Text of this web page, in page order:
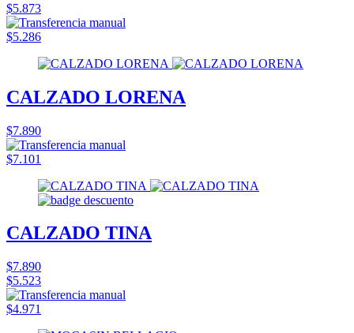
$5.873
$5.286
CALZADO LORENA
$7.890
$7.101
CALZADO TINA
$7.890
$5.523
$4.971